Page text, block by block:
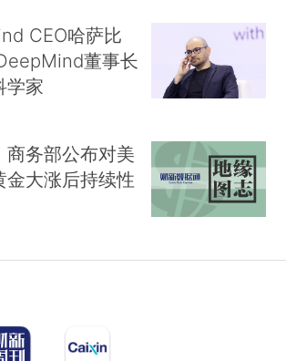
CEO哈萨比
董事长
学家
商务部公布对美
金大涨后持续性